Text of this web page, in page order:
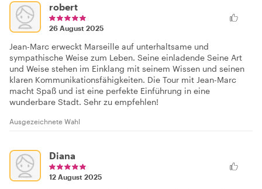
robert
26 August 2025
Jean-Marc erweckt Marseille auf unterhaltsame und
sympathische Weise zum Leben. Seine einladende Seine Art
und Weise stehen im Einklang mit seinem Wissen und seinen
klaren Kommunikationsfähigkeiten. Die Tour mit Jean-Marc
macht Spaß und ist eine perfekte Einführung in eine
wunderbare Stadt. Sehr zu empfehlen!
Ausgezeichnete Wahl
Diana
12 August 2025